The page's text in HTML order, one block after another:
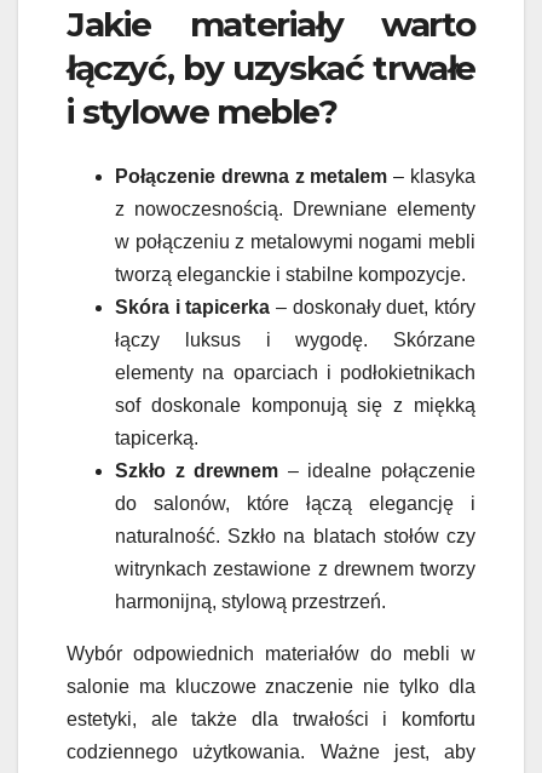
Jakie materiały warto
łączyć, by uzyskać trwałe
i stylowe meble?
Połączenie drewna z metalem – klasyka
z nowoczesnością. Drewniane elementy
w połączeniu z metalowymi nogami mebli
tworzą eleganckie i stabilne kompozycje.
Skóra i tapicerka – doskonały duet, który
łączy luksus i wygodę. Skórzane
elementy na oparciach i podłokietnikach
sof doskonale komponują się z miękką
tapicerką.
Szkło z drewnem – idealne połączenie
do salonów, które łączą elegancję i
naturalność. Szkło na blatach stołów czy
witrynkach zestawione z drewnem tworzy
harmonijną, stylową przestrzeń.
Wybór odpowiednich materiałów do mebli w
salonie ma kluczowe znaczenie nie tylko dla
estetyki, ale także dla trwałości i komfortu
codziennego użytkowania. Ważne jest, aby